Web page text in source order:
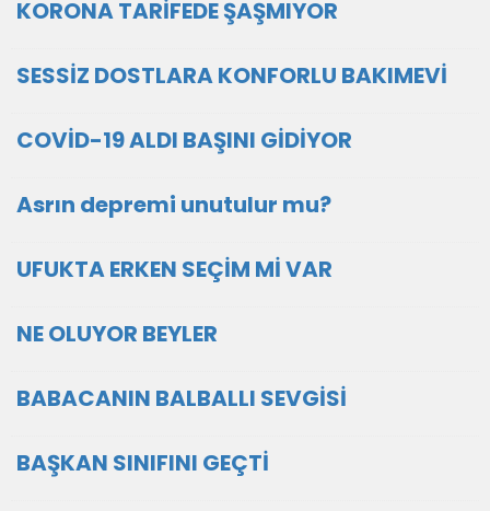
KORONA TARİFEDE ŞAŞMIYOR
SESSİZ DOSTLARA KONFORLU BAKIMEVİ
COVİD-19 ALDI BAŞINI GİDİYOR
Asrın depremi unutulur mu?
UFUKTA ERKEN SEÇİM Mİ VAR
NE OLUYOR BEYLER
BABACANIN BALBALLI SEVGİSİ
BAŞKAN SINIFINI GEÇTİ